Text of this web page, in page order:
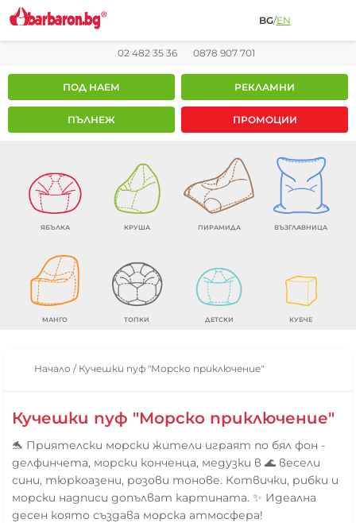
BG/EN
02 482 35 36 0878 907 701
ПОД НАЕМ РЕКЛАМНИ
ПЪЛНЕЖ ПРОМОЦИИ
ЯБЪЛКА КРУША ПИРАМИДА ВЪЗГЛАВНИЦА
МАНГО ТОПКИ ДЕТСКИ КУБЧЕ
Начало / Кучешки пуф "Морско приключение"
Кучешки пуф "Морско приключение"
🐬 Приятелски морски жители играят по бял фон -
делфинчета, морски конченца, медузки в 🌊 весели
сини, тюркоазени, розови тонове. Котвички, рибки и
морски надписи допълват картината. ✨ Идеална
десен която създава морска атмосфера!